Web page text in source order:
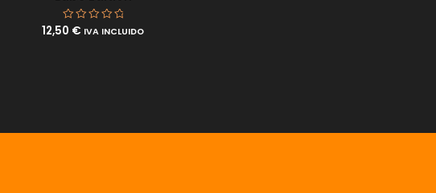
Valorado
con
12,50 € IVA INCLUIDO